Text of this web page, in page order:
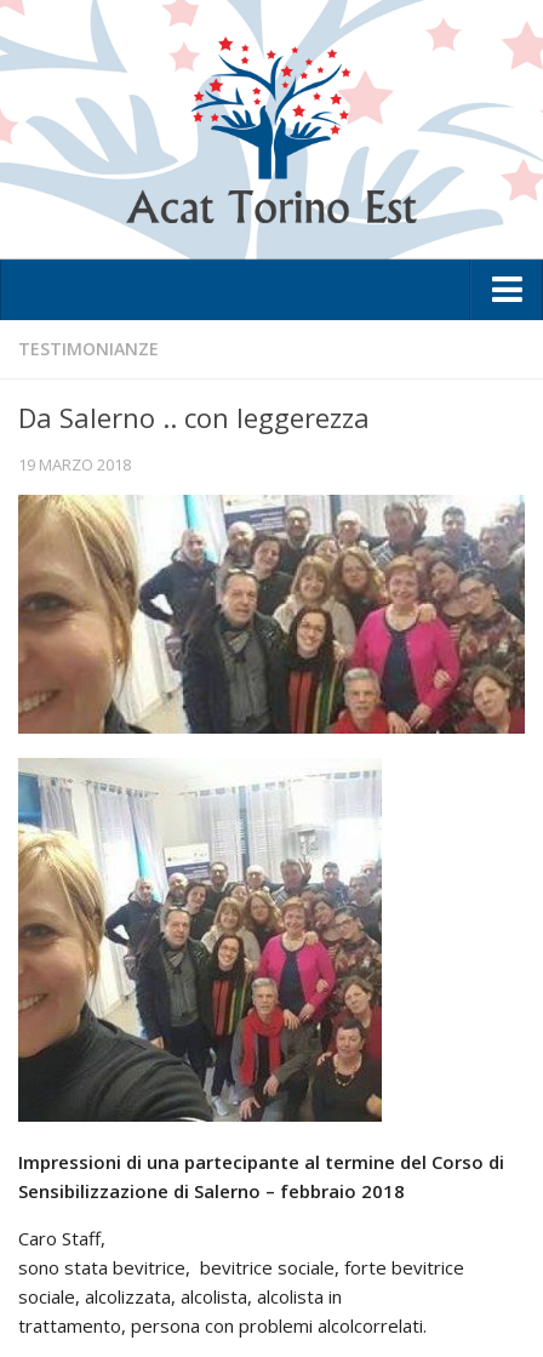
Home
La metodologia
I Club
Lo Statuto
Associazioni Amiche
Notizie
Eventi
Formazione
Informazione all’accoglienza delle nuove famiglie
Approfondimenti di temi specifici
Serate di sensibilizzazione alla Comunità
Corsi di formazione
Testimonianze
Documenti e pubblicazioni
Contatti
TESTIMONIANZE
Da Salerno .. con leggerezza
19 MARZO 2018
Impressioni di una partecipante al termine del Corso di
Sensibilizzazione di Salerno – febbraio 2018
Caro Staff,
sono stata bevitrice, bevitrice sociale, forte bevitrice
sociale, alcolizzata, alcolista, alcolista in
trattamento, persona con problemi alcolcorrelati.